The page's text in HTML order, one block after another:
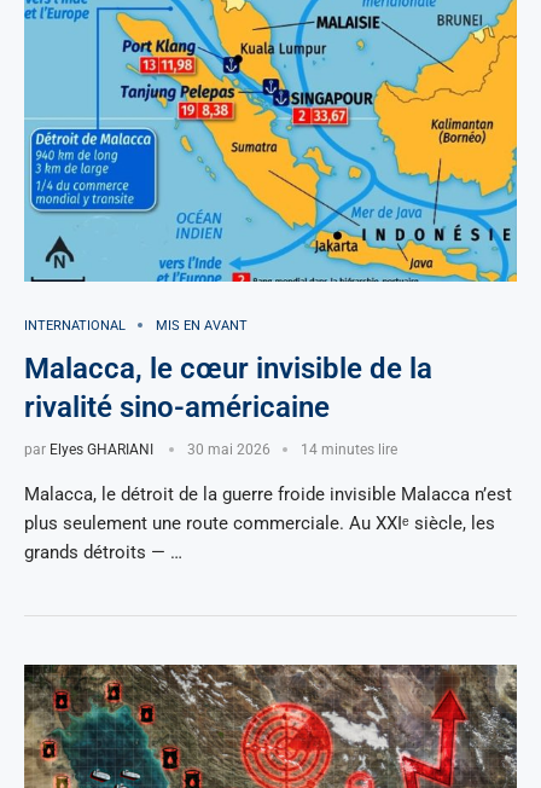
INTERNATIONAL MIS EN AVANT
Malacca, le cœur invisible de la
rivalité sino-américaine
par Elyes GHARIANI 30 mai 2026 14 minutes lire
Malacca, le détroit de la guerre froide invisible Malacca n’est
plus seulement une route commerciale. Au XXIᵉ siècle, les
grands détroits — …